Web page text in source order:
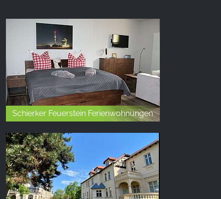
Schierker Feuerstein Ferienwohnungen